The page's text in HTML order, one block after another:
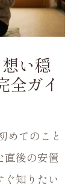
い穏
全ガイ
めてのこと
直後の安置
ぐ知りたい